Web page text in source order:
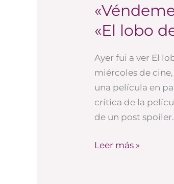
«El lobo
Ayer fui a ver El
miércoles de
una película en
crítica de la
de un post
«Véndeme
boli»
otras
de
Leer más »